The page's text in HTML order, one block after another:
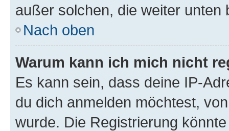
außer solchen, die weiter unten
Nach oben
Warum kann ich mich nicht
Es kann sein, dass deine IP-
du dich anmelden möchtest,
wurde. Die Registrierung